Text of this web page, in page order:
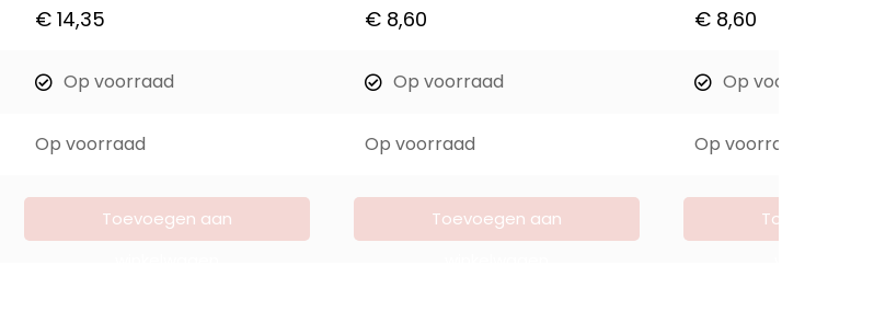
€ 14,35 € 8,60 € 8,60
Op voorraad Op voorraad Op voorraad
Op voorraad Op voorraad Op voorraad
Toevoegen aan
Toevoegen aan
Toevoegen